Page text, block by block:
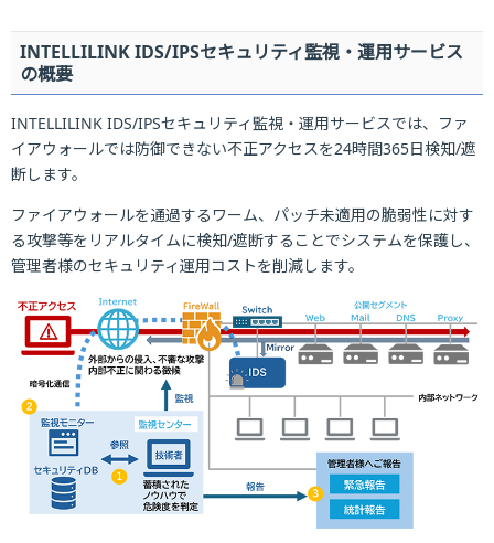
INTELLILINK IDS/IPSセキュリティ監視・運用サービス
の概要
INTELLILINK IDS/IPSセキュリティ監視・運用サービスでは、ファ
イアウォールでは防御できない不正アクセスを24時間365日検知/遮
断します。
ファイアウォールを通過するワーム、パッチ未適用の脆弱性に対す
る攻撃等をリアルタイムに検知/遮断することでシステムを保護し、
管理者様のセキュリティ運用コストを削減します。